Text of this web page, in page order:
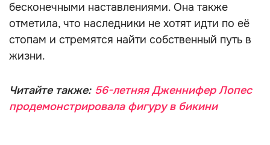
бесконечными наставлениями. Она также
отметила, что наследники не хотят идти по её
стопам и стремятся найти собственный путь в
жизни.
Читайте также: 56-летняя Дженнифер Лопес
продемонстрировала фигуру в бикини